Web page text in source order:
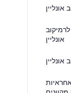
אונליין
אונליין